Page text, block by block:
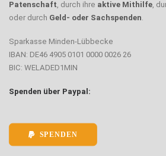
Patenschaft, durch ihre aktive Mithilfe,
oder durch Geld- oder Sachspenden.
Sparkasse Minden-Lübbecke
IBAN: DE46 4905 0101 0000 0026 26
BIC: WELADED1MIN
Spenden über Paypal:
SPENDEN